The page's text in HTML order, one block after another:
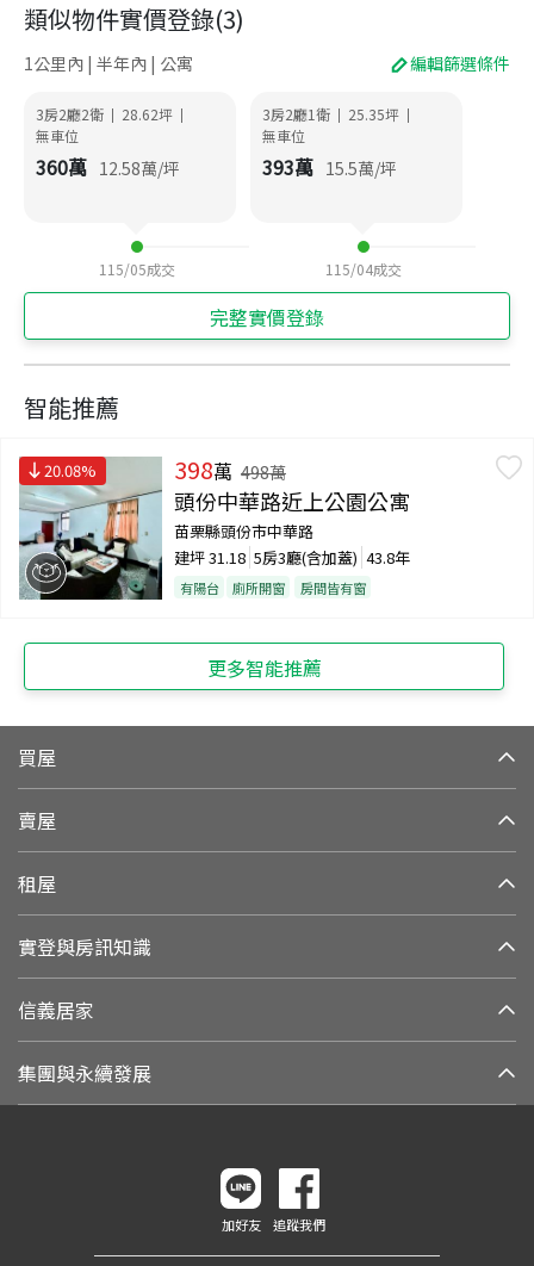
類似物件實價登錄(3)
1公里內 | 半年內 | 公寓 編輯篩選條件
3房2廳2衛 | 28.62坪 |
無車位
360萬 12.58萬/坪
115/05成交
3房2廳1衛 | 25.35坪 |
無車位
393萬 15.5萬/坪
115/04成交
完整實價登錄
智能推薦
20.08% 398萬 498萬
頭份中華路近上公園公寓
苗栗縣頭份市中華路
建坪31.18 5房3廳(含加蓋) 43.8年
有陽台 廁所開窗 房間皆有窗
更多智能推薦
買屋
賣屋
租屋
實登與房訊知識
信義居家
集團與永續發展
加好友 追蹤我們